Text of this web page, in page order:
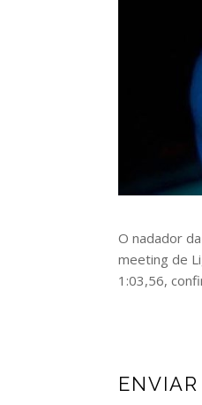
O nadador
meeting de
1:03,56,